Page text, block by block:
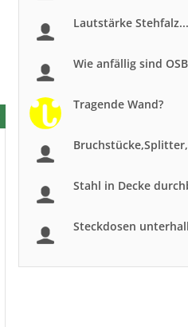
Lautstärke Stehfalz...
Wie anfällig sind
Tragende Wand?
Stahl in Decke
Steckdosen